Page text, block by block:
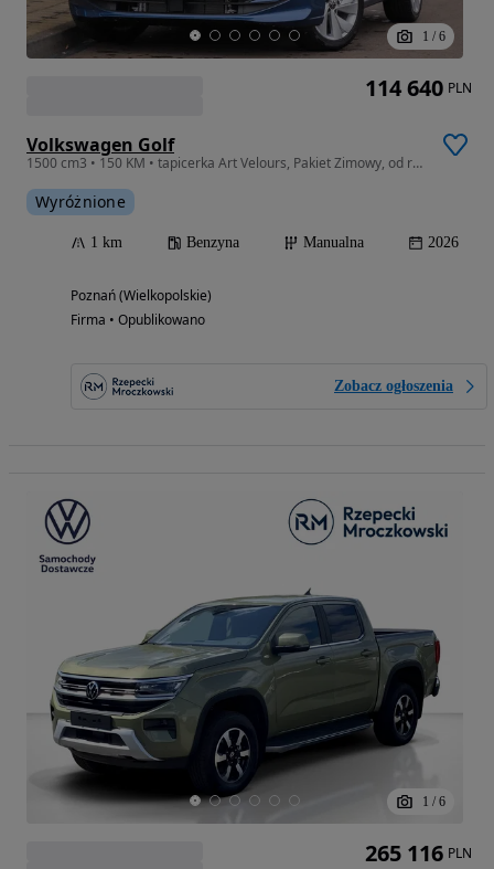
1 / 6
Volkswagen Golf
1500 cm3 • 150 KM • tapicerka Art Velours, Pakiet Zimowy, od ręki !
Wyróżnione
1 km Benzyna Manualna 2026
Poznań (Wielkopolskie)
Firma • Opublikowano
Zobacz ogłoszenia
114 640 PLN
1 / 6
265 116 PLN